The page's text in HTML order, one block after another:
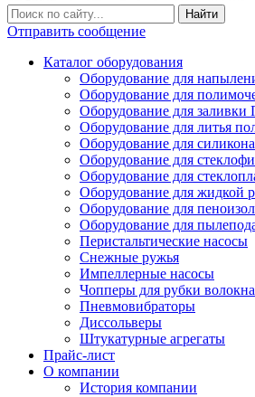
Найти
Отправить сообщение
Каталог оборудования
Оборудование для
Оборудование для
Оборудование для
Оборудование для литья
Оборудование для силикона
Оборудование для
Оборудование для
Оборудование для жидкой
Оборудование для
Оборудование для
Перистальтические насосы
Снежные ружья
Импеллерные насосы
Чопперы для рубки волокна
Пневмовибраторы
Диссольверы
Штукатурные агрегаты
Прайс-лист
О компании
История компании